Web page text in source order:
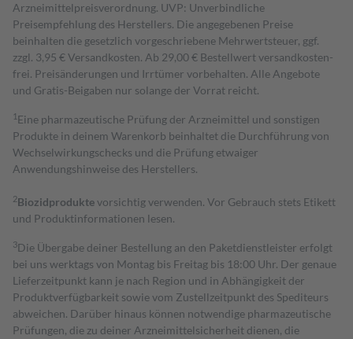
Arzneimittelpreisverordnung. UVP: Unverbindliche
Preisempfehlung des Herstellers. Die angegebenen Preise
beinhalten die gesetzlich vorgeschriebene Mehrwertsteuer, ggf.
zzgl. 3,95 € Versandkosten. Ab 29,00 € Bestell­wert versand­kosten­
frei. Preisänderungen und Irrtümer vorbehalten. Alle Angebote
und Gratis-Beigaben nur solange der Vorrat reicht.
1 Eine pharmazeutische Prüfung der Arzneimittel und sonstigen
Produkte in deinem Warenkorb beinhaltet die Durchführung von
Wechselwirkungschecks und die Prüfung etwaiger
Anwendungshinweise des Herstellers.
2Biozidproduktevorsichtig verwenden. Vor Gebrauch stets Etikett
und Produktinformationen lesen.
3Die Übergabe deiner Bestellung an den Paketdienstleister erfolgt
bei uns werktags von Montag bis Freitag bis 18:00 Uhr. Der genaue
Lieferzeitpunkt kann je nach Region und in Abhängigkeit der
Produktverfügbarkeit sowie vom Zustellzeitpunkt des Spediteurs
abweichen. Darüber hinaus können notwendige pharmazeutische
Prüfungen, die zu deiner Arzneimittelsicherheit dienen, die